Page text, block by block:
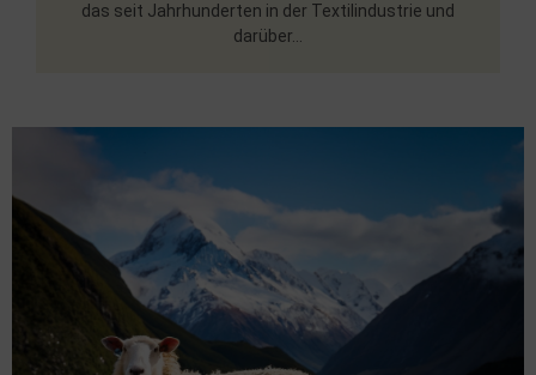
das seit Jahrhunderten in der Textilindustrie und
darüber...